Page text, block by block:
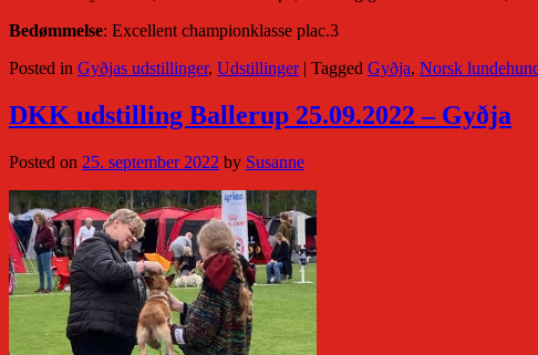
Bedømmelse: Excellent championklasse plac.3
Posted in Gyðjas udstillinger, Udstillinger | Tagged Gyðja, Norsk
DKK udstilling Ballerup 25.09.2022 – Gyðja
Posted on 25. september 2022 by Susanne